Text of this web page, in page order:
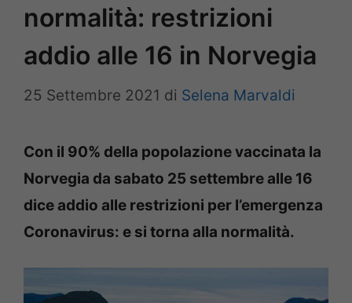
normalità: restrizioni
addio alle 16 in Norvegia
25 Settembre 2021 di Selena Marvaldi
Con il 90% della popolazione vaccinata la
Norvegia da sabato 25 settembre alle 16
dice addio alle restrizioni per l’emergenza
Coronavirus: e si torna alla normalità.